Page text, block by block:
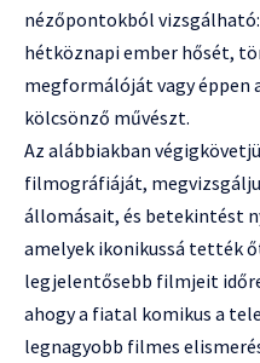
nézőpontokból
hétköznapi ember hősét,
megformálóját vagy éppen
kölcsönző művészt.
Az alábbiakban
filmográfiáját,
állomásait, és betekintést
amelyek ikonikussá tették
legjelentősebb filmjeit
ahogy a fiatal komikus a
legnagyobb filmes